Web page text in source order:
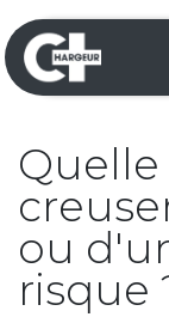
Se rendre au
ou
risque